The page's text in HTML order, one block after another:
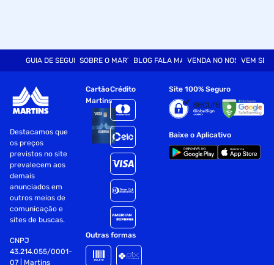
GUIA DE SEGURANÇASOBRE O MARTINSBLOG FALA MARTVENDA NO NOSSO SITE
VEM SER
Destacamos que
os preços
previstos no site
prevalecem aos
demais
anunciados em
outros meios de
comunicação e
sites de buscas.
CNPJ
43.214.055/0001-
07 | Martins
Cartão
Martins
Crédito
Outras formas
Site 100% Seguro
Baixe o Aplicativo